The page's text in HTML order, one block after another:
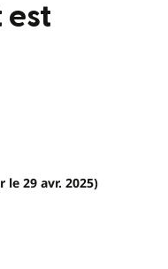
est
29 avr. 2025)